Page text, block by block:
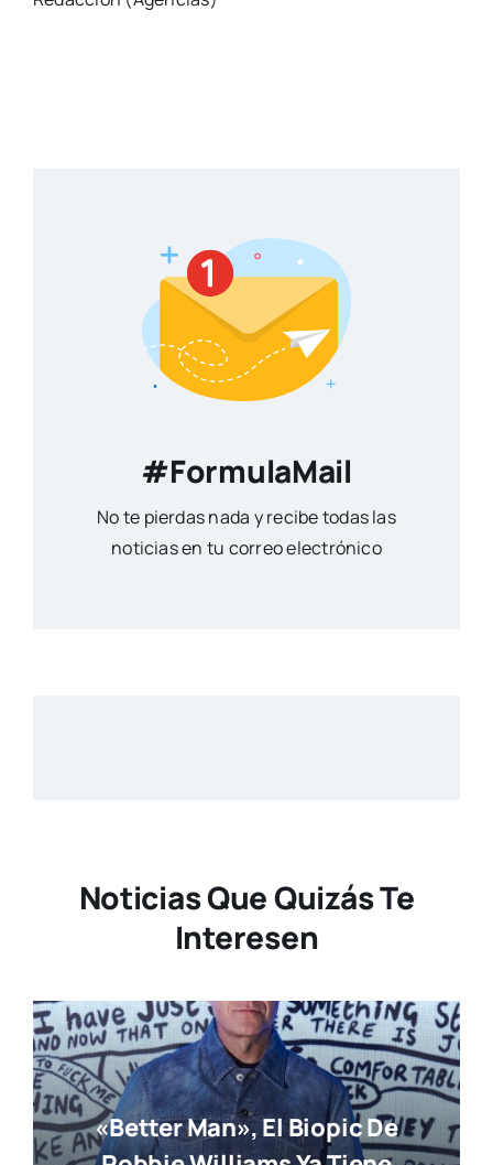
#FormulaMail
No te pierdas nada y recibe todas las
noticias en tu correo electrónico
Noticias Que Quizás Te
Interesen
«Better Man», El Biopic De